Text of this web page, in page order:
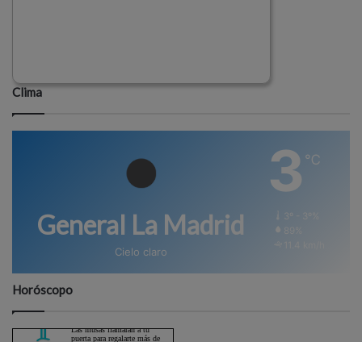
Clima
General La Madrid
Cielo claro
3 ℃
3º - 3º%
89%
Horóscopo